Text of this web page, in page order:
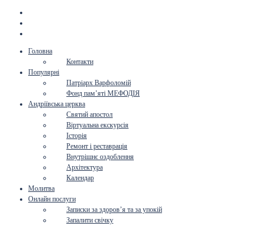
Головна
Контакти
Популярні
Патріарх Варфоломій
Фонд пам’яті МЕФОДІЯ
Андріївська церква
Святий апостол
Віртуальна екскурсія
Історія
Ремонт і реставрація
Внутрішнє оздоблення
Архітектура
Календар
Молитва
Онлайн послуги
Записки за здоров’я та за упокій
Запалити свічку